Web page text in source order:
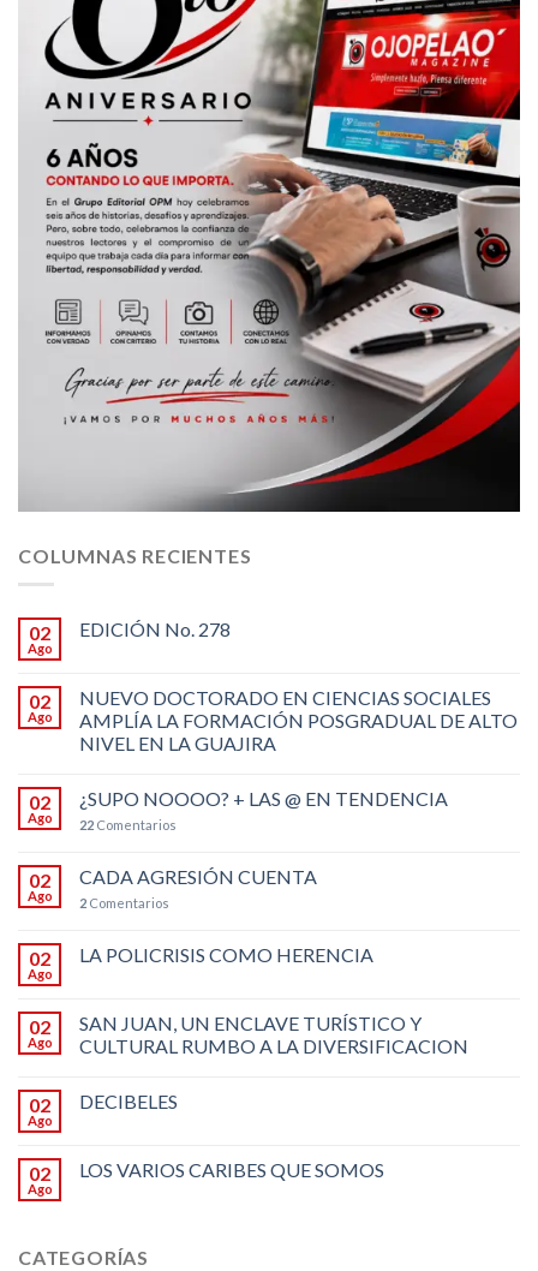
COLUMNAS RECIENTES
02
Ago
EDICIÓN No. 278
02
Ago
NUEVO DOCTORADO EN CIENCIAS SOCIALES
AMPLÍA LA FORMACIÓN POSGRADUAL DE ALTO
NIVEL EN LA GUAJIRA
02
Ago
¿SUPO NOOOO? + LAS @ EN TENDENCIA
22 Comentarios
02
Ago
CADA AGRESIÓN CUENTA
2 Comentarios
02
Ago
LA POLICRISIS COMO HERENCIA
02
Ago
SAN JUAN, UN ENCLAVE TURÍSTICO Y
CULTURAL RUMBO A LA DIVERSIFICACION
02
Ago
DECIBELES
02
Ago
LOS VARIOS CARIBES QUE SOMOS
CATEGORÍAS